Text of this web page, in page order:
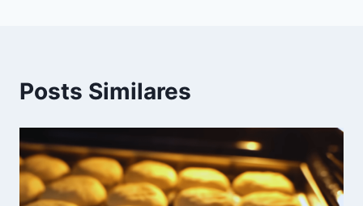
Posts Similares